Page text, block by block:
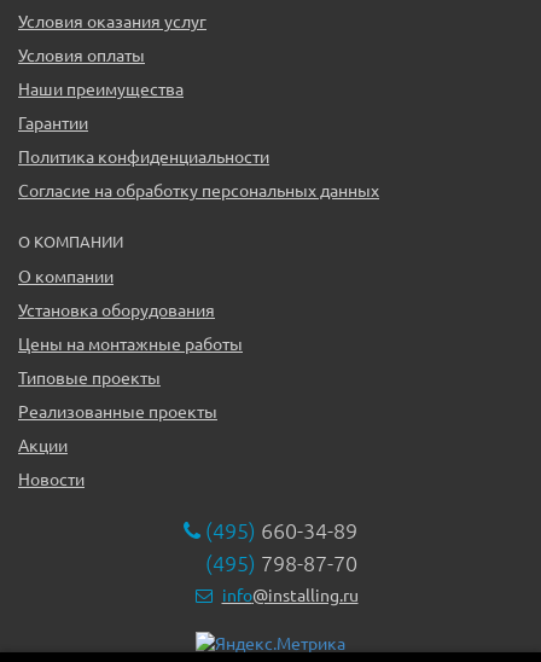
Условия оказания услуг
Условия оплаты
Наши преимущества
Гарантии
Политика конфиденциальности
Согласие на обработку персональных данных
О КОМПАНИИ
О компании
Установка оборудования
Цены на монтажные работы
Типовые проекты
Реализованные проекты
Акции
Новости
(495) 660-34-89
(495) 798-87-70
info@installing.ru